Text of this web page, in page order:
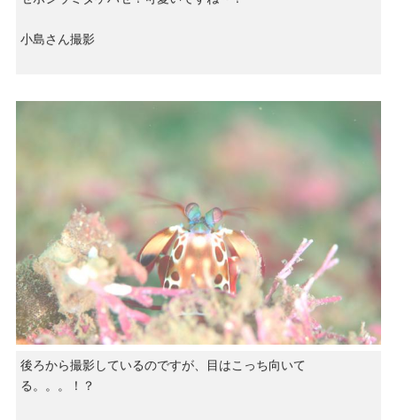
小島さん撮影
後ろから撮影しているのですが、目はこっち向いて
る。。。！？